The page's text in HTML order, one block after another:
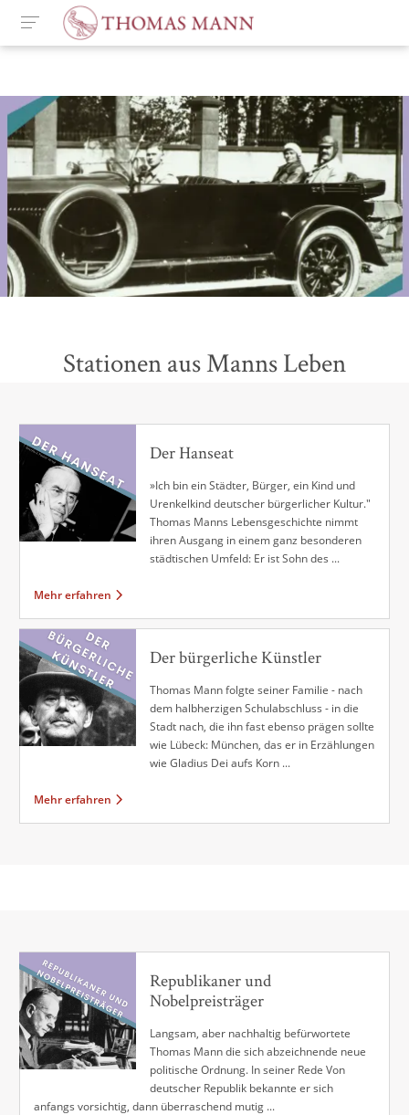
Stationen aus Manns Leben
Der Hanseat
»Ich bin ein Städter, Bürger, ein Kind und
Urenkelkind deutscher bürgerlicher Kultur."
Thomas Manns Lebensgeschichte nimmt
ihren Ausgang in einem ganz besonderen
städtischen Umfeld: Er ist Sohn des ...
Mehr erfahren
Der bürgerliche Künstler
Thomas Mann folgte seiner Familie - nach
dem halbherzigen Schulabschluss - in die
Stadt nach, die ihn fast ebenso prägen sollte
wie Lübeck: München, das er in Erzählungen
wie Gladius Dei aufs Korn ...
Mehr erfahren
Republikaner und
Nobelpreisträger
Langsam, aber nachhaltig befürwortete
Thomas Mann die sich abzeichnende neue
politische Ordnung. In seiner Rede Von
deutscher Republik bekannte er sich
anfangs vorsichtig, dann überraschend mutig ...